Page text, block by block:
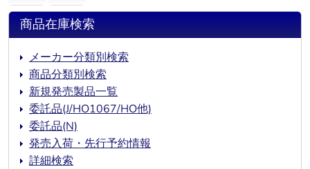
商品在庫検索
メーカー分類別検索
商品分類別検索
新規発売製品一覧
委託品(J/HO1067/HO他)
委託品(N)
発売入荷・先行予約情報
詳細検索